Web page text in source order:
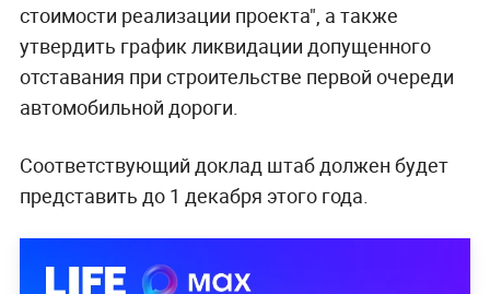
стоимости реализации проекта", а также
утвердить график ликвидации допущенного
отставания при строительстве первой очереди
автомобильной дороги.
Соответствующий доклад штаб должен будет
представить до 1 декабря этого года.